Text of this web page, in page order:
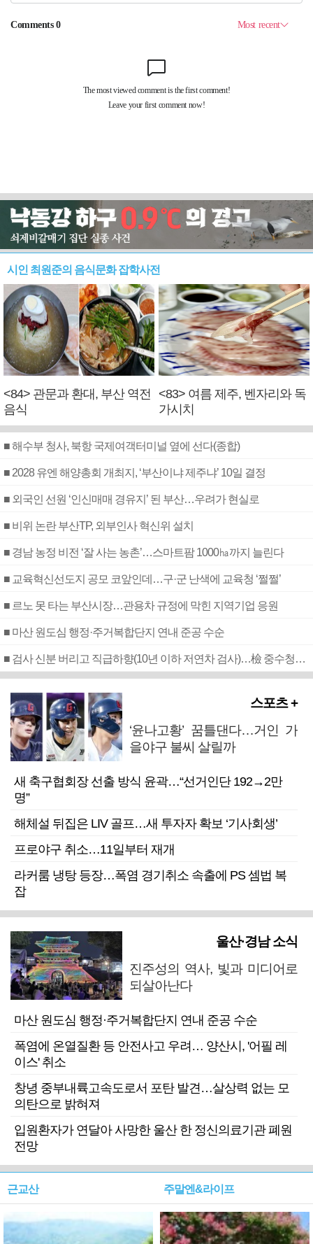
시인 최원준의 음식문화 잡학사전
<84> 관문과 환대, 부산 역전
음식
<83> 여름 제주, 벤자리와 독
가시치
■ 해수부 청사, 북항 국제여객터미널 옆에 선다(종합)
■ 2028 유엔 해양총회 개최지, ‘부산이냐 제주냐’ 10일 결정
■ 외국인 선원 ‘인신매매 경유지’ 된 부산…우려가 현실로
■ 비위 논란 부산TP, 외부인사 혁신위 설치
■ 경남 농정 비전 ‘잘 사는 농촌’…스마트팜 1000㏊까지 늘린다
■ 교육혁신선도지 공모 코앞인데…구·군 난색에 교육청 ‘쩔쩔’
■ 르노 못 타는 부산시장…관용차 규정에 막힌 지역기업 응원
■ 마산 원도심 행정·주거복합단지 연내 준공 수순
■ 검사 신분 버리고 직급하향(10년 이하 저연차 검사)…檢 중수청행 기피
스포츠 +
‘윤나고황’ 꿈틀댄다…거인 가
을야구 불씨 살릴까
새 축구협회장 선출 방식 윤곽…“선거인단 192→2만
명”
해체설 뒤집은 LIV 골프…새 투자자 확보 ‘기사회생’
프로야구 취소…11일부터 재개
라커룸 냉탕 등장…폭염 경기취소 속출에 PS 셈법 복
잡
울산·경남 소식
진주성의 역사, 빛과 미디어로
되살아난다
마산 원도심 행정·주거복합단지 연내 준공 수순
폭염에 온열질환 등 안전사고 우려… 양산시, '어필 레
이스' 취소
창녕 중부내륙고속도로서 포탄 발견…살상력 없는 모
의탄으로 밝혀져
입원환자가 연달아 사망한 울산 한 정신의료기관 폐원
전망
근교산 주말엔&라이프